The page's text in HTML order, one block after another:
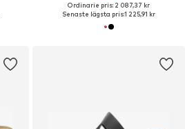
Ordinarie pris: 2 087,37 kr
Senaste lägsta pris:1 225,91 kr